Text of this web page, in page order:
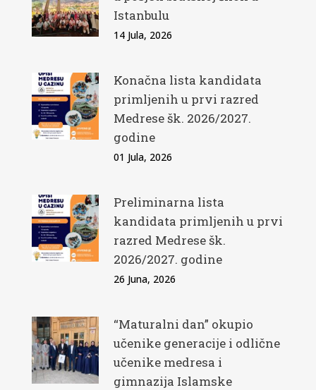
Istanbulu
14 Jula, 2026
Konačna lista kandidata
primljenih u prvi razred
Medrese šk. 2026/2027.
godine
01 Jula, 2026
Preliminarna lista
kandidata primljenih u prvi
razred Medrese šk.
2026/2027. godine
26 Juna, 2026
“Maturalni dan” okupio
učenike generacije i odlične
učenike medresa i
gimnazija Islamske